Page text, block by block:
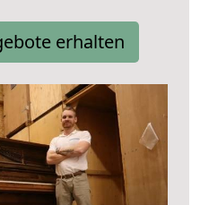
erhalten